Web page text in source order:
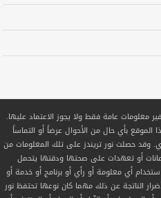
معلومات عامة فقط ولا يجوز الاعتماد عليها.
الموقع بأي حال من الأحوال عرضاً أو التماساً
وقد حصلت نور تريندز على تلك المعلومات من
أو تعهدات على صحتها ودقتها يتحمل
أي معلومة أو رأي أو برنامج أو خدمة أو
الناتجة عن ذلك مهما كان نوعها تحتفظ نور